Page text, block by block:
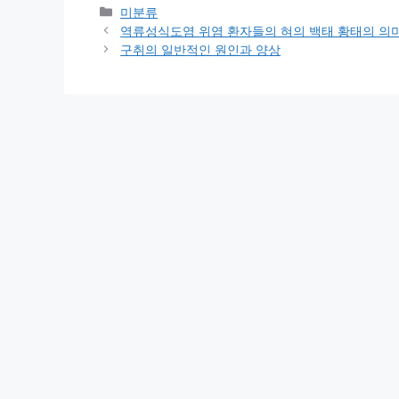
카
테
고
미분류
역류성식도염 위염 환자들의 혀의 백태 황태의 의
구취의 일반적인 원인과 양상